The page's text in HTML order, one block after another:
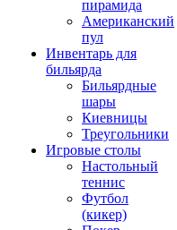
пирамида
Американский
пул
Инвентарь для
бильярда
Бильярдные
шары
Киевницы
Треугольники
Игровые столы
Настольный
теннис
Футбол
(кикер)